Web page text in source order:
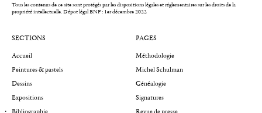
Tous les contenus de ce site sont protégés par les dispositions légales et réglementaires sur les droits de la
propriété intellectuelle.Dépot légal BNF : 1er décembre 2022
SECTIONS
Accueil
Peintures & pastels
Dessins
Expositions
PAGES
Méthodologie
Michel Schulman
Généalogie
Signatures